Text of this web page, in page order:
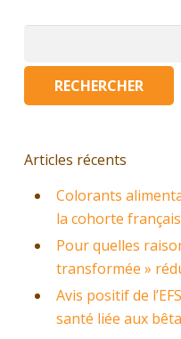
Articles récents
Colorants
la cohorte
Pour quelles
transformée »
Avis positif de
santé liée aux